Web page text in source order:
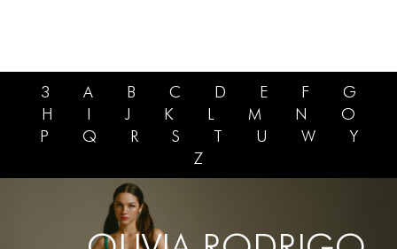
3 A B C D E F
G
H
I J K L M N
O
P
Q R S T U W
Y
Z